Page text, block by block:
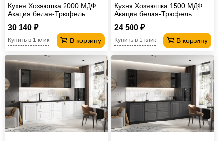
Кухня Хозяюшка 2000 МДФ
Акация белая-Трюфель
30 140 ₽
В корзину
Купить в 1 клик
Кухня Хозяюшка 1500 МДФ
Акация белая-Трюфель
24 500 ₽
В корзину
Купить в 1 клик